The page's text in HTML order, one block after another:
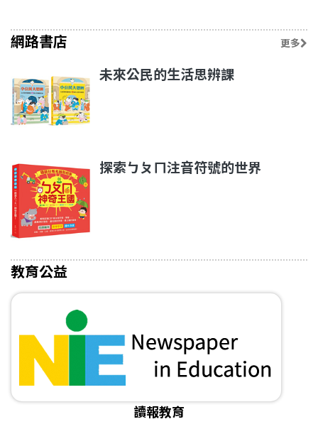
網路書店 更多
未來公民的生活思辨課
探索ㄅㄆㄇ注音符號的世界
教育公益
讀報教育